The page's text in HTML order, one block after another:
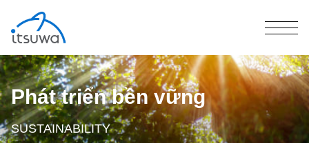
Phát triển bền vững
SUSTAINABILITY